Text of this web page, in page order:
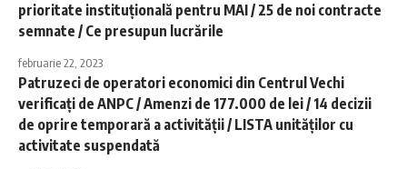
prioritate instituţională pentru MAI / 25 de noi contracte
semnate / Ce presupun lucrările
februarie 22, 2023
Patruzeci de operatori economici din Centrul Vechi
verificaţi de ANPC / Amenzi de 177.000 de lei / 14 decizii
de oprire temporară a activităţii / LISTA unităţilor cu
activitate suspendată